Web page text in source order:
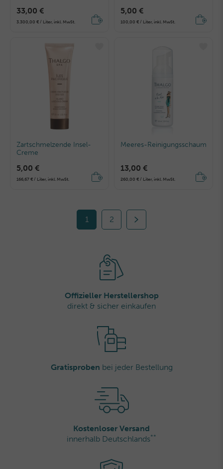
33,00 €
3.300,00 € / Liter, inkl. MwSt.
5,00 €
100,00 € / Liter, inkl. MwSt.
Zartschmelzende Insel-
Creme
5,00 €
166,67 € / Liter, inkl. MwSt.
Meeres-Reinigungsschaum
13,00 €
260,00 € / Liter, inkl. MwSt.
1 2
Offizieller Herstellershop
direkt & sicher einkaufen
Gratisproben bei jeder Bestellung
Kostenloser Versand
innerhalb Deutschlands**